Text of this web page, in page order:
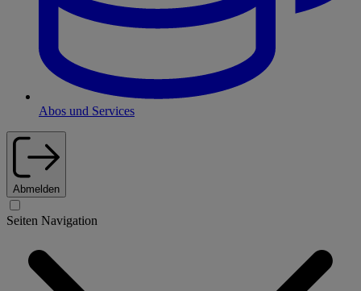
Abos und Services
Abmelden
Seiten Navigation